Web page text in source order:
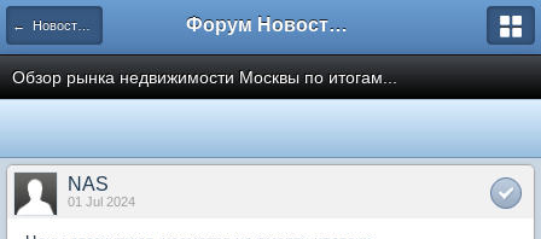
← Новости рынка недвижимости Форум Новостройки
Обзор рынка недвижимости Москвы по итогам...
NAS
01 Jul 2024